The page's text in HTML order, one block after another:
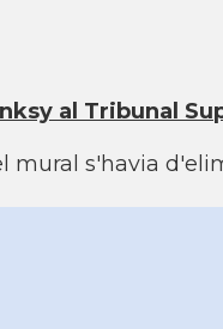
al Tribunal
mural s'havia